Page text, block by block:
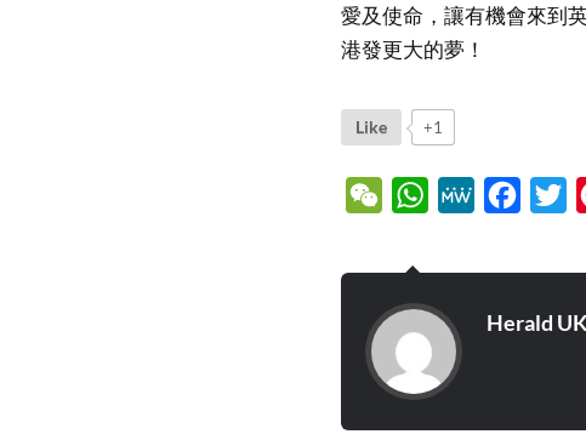
愛及使命，讓有機會來到
港發更大的夢！
Like +1
WeChatWhatsApp
MeWe
Herald UK